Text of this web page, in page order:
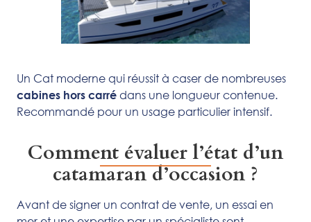
Un Cat moderne qui réussit à caser de nombreuses
cabines hors carré dans une longueur contenue.
Recommandé pour un usage particulier intensif.
Comment évaluer l’état d’un
catamaran d’occasion ?
Avant de signer un contrat de vente, un essai en